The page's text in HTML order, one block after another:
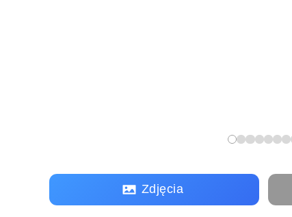
Zdjęcia